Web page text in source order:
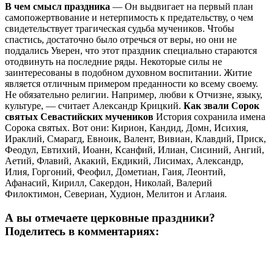
В чем смысл праздника — Он выдвигает на первый план
самопожертвование и нетерпимость к предательству, о чем
свидетельствует трагическая судьба мучеников. Чтобы
спастись, достаточно было отречься от веры, но они не
поддались Уверен, что этот праздник специально стараются
отодвинуть на последние ряды. Некоторые силы не
заинтересованы в подобном духовном воспитании. Житие
является отличным примером преданности ко всему своему.
Не обязательно религии. Например, любви к Отчизне, языку,
культуре, — считает Александр Крицкий. Как звали Сорок
святых Севастийских мучеников История сохранила имена
Сорока святых. Вот они: Кирион, Кандид, Домн, Исихия,
Ираклий, Смарагд, Евноик, Валент, Вивиан, Клавдий, Приск,
Феодул, Евтихий, Иоанн, Ксанфий, Илиан, Сисиний, Ангий,
Аетий, Флавий, Акакий, Екдикий, Лисимах, Александр,
Илия, Горгоний, Феофил, Дометиан, Гаия, Леонтий,
Афанасий, Кирилл, Сакердон, Николай, Валерий
Филоктимон, Севериан, Худион, Мелитон и Аглаия.
А вы отмечаете церковные праздники?
Поделитесь в комментариях: